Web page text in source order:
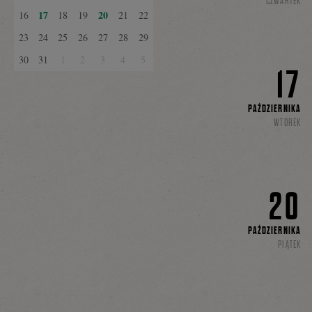
16
17 18 19 20 21
22
23
24 25 26 27 28
29
30
31 1 2 3 4 5
17
PAŹDZIERNIKA
WTOREK
20
PAŹDZIERNIKA
PIĄTEK